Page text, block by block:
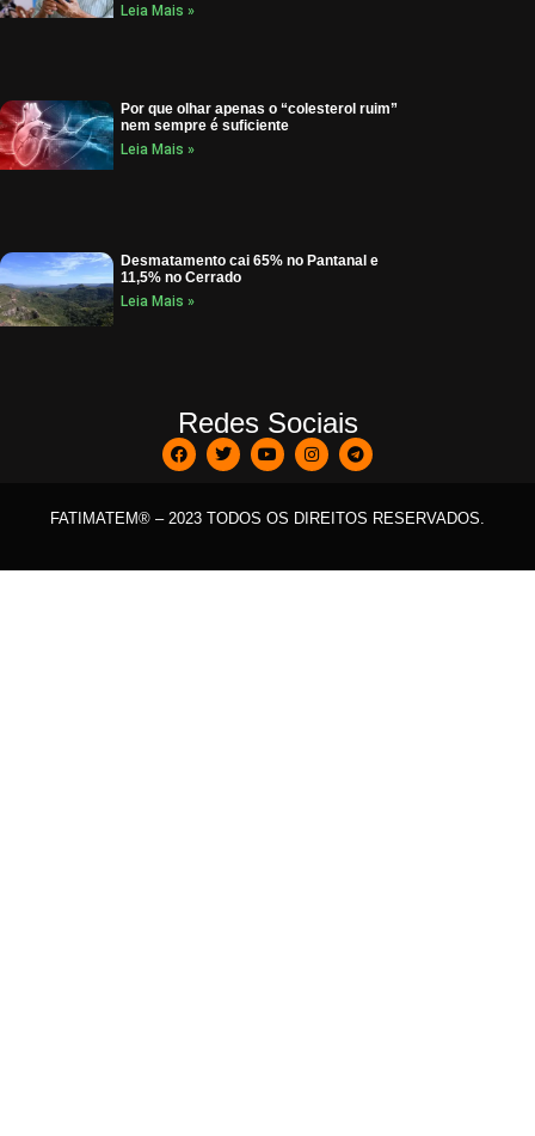
Leia Mais »
Por que olhar apenas o “colesterol ruim”
nem sempre é suficiente
Leia Mais »
Desmatamento cai 65% no Pantanal e
11,5% no Cerrado
Leia Mais »
Redes Sociais
FATIMATEM® – 2023 TODOS OS DIREITOS RESERVADOS.